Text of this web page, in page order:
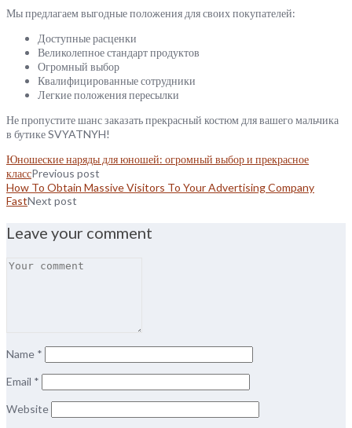
Мы предлагаем выгодные положения для своих покупателей:
Доступные расценки
Великолепное стандарт продуктов
Огромный выбор
Квалифицированные сотрудники
Легкие положения пересылки
Не пропустите шанс заказать прекрасный костюм для вашего мальчика
в бутике SVYATNYH!
Юношеские наряды для юношей: огромный выбор и прекрасное
классPrevious post
How To Obtain Massive Visitors To Your Advertising Company
FastNext post
Leave your comment
Name *
Email *
Website